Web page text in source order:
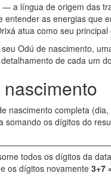
a língua de origem das
as energias que
atua como seu principal
Odú de nascimento,
de cada um
nascimento completa
os dígitos do
todos os dígitos da
os dígitos novamente 3+7